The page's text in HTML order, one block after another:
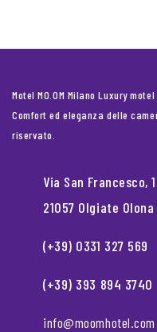
Motel MO.OM Milano Luxury
Comfort ed eleganza delle
riservato.
Via San Francesco,
21057 Olgiate
(+39) 0331 327 569
(+39) 393 894 3740
info@moomhotel.com